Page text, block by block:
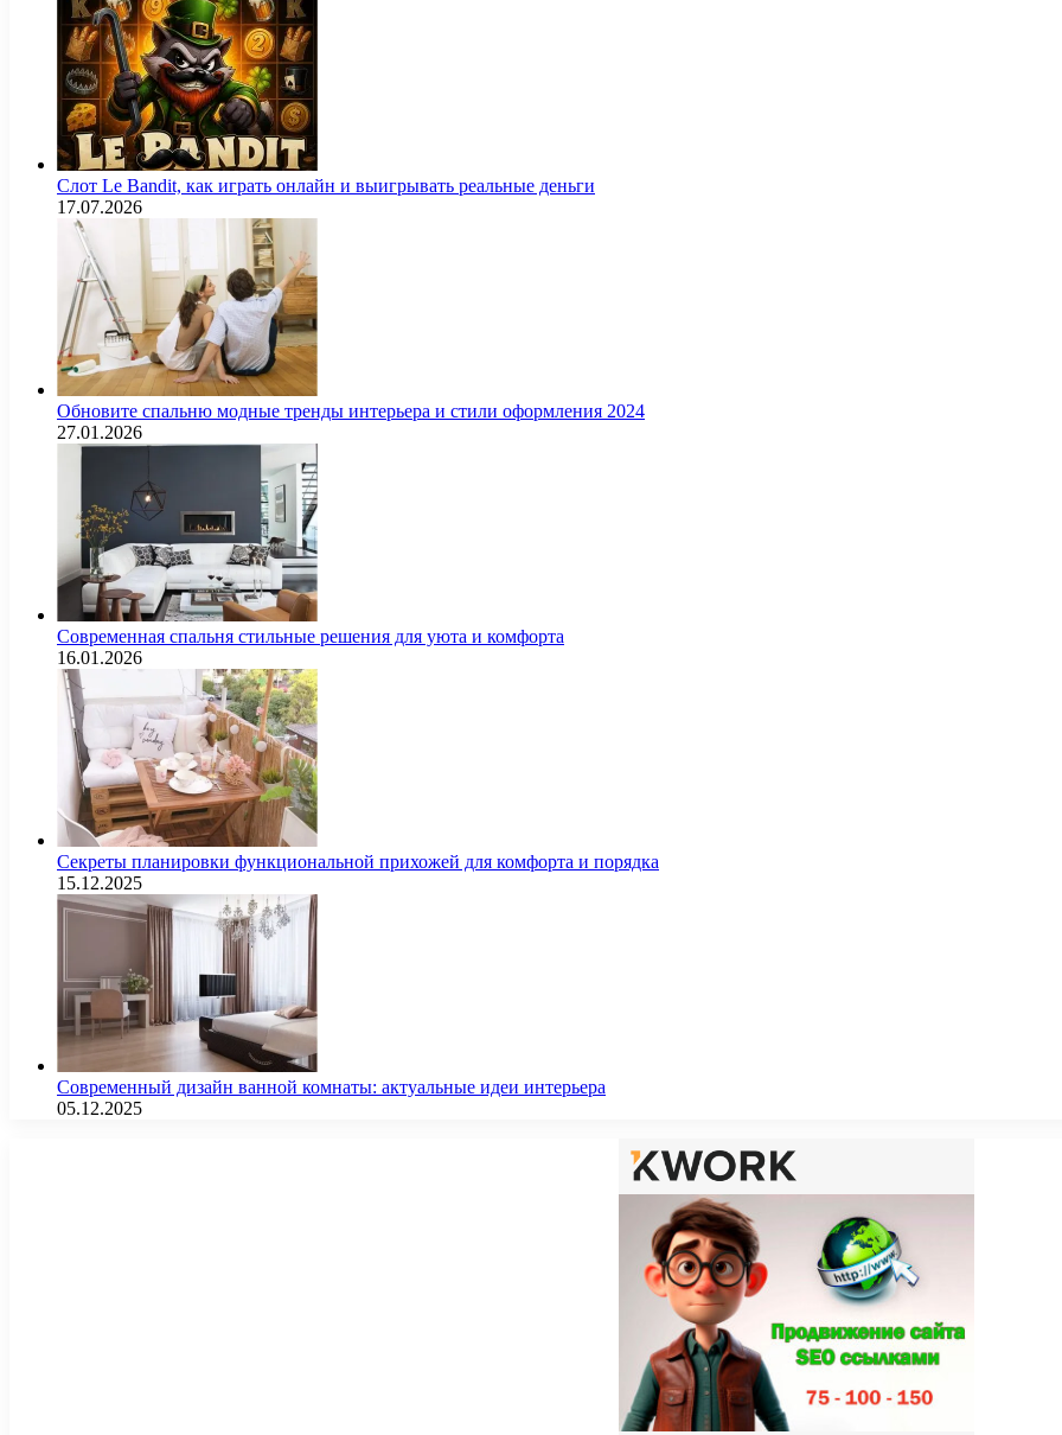
Слот Le Bandit, как играть онлайн и выигрывать реальные деньги
17.07.2026
Обновите спальню модные тренды интерьера и стили оформления 2024
27.01.2026
Современная спальня стильные решения для уюта и комфорта
16.01.2026
Секреты планировки функциональной прихожей для комфорта и порядка
15.12.2025
Современный дизайн ванной комнаты: актуальные идеи интерьера
05.12.2025